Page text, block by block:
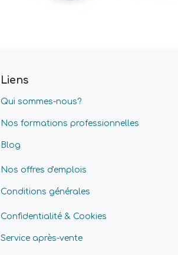
Liens
Qui sommes-nous?
Nos formations professionnelles
Blog
Nos offres d'emplois
Conditions générales
Confidentialité & Cookies
Service après-vente